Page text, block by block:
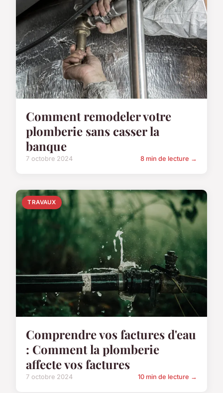
Comment remodeler votre
plomberie sans casser la
banque
7 octobre 2024 8 min de lecture →
TRAVAUX
Comprendre vos factures d'eau
: Comment la plomberie
affecte vos factures
7 octobre 2024 10 min de lecture →